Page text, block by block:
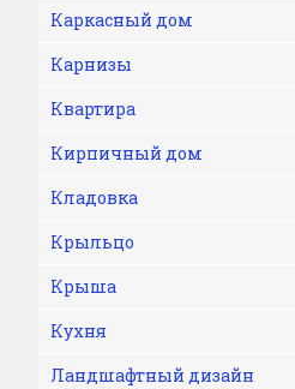
Каркасный дом
Карнизы
Квартира
Кирпичный дом
Кладовка
Крыльцо
Крыша
Кухня
Ландшафтный дизайн